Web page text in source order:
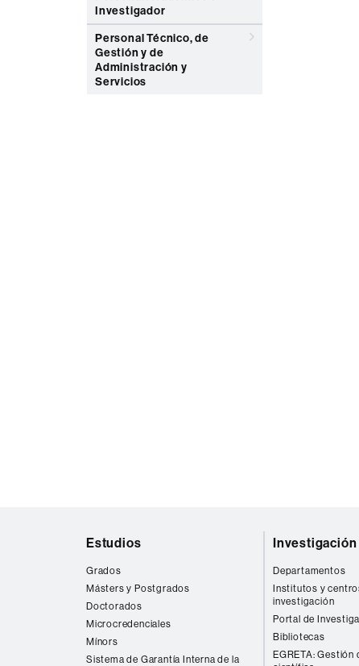
Investigador
Personal Técnico, de
Gestión y de
Administración y
Servicios
Estudios
Grados
Másters y Postgrados
Doctorados
Microcredenciales
Mínors
Sistema de Garantía Interna de la
Investigación
Departamentos
Institutos y
investigación
Portal de
Bibliotecas
EGRETA: